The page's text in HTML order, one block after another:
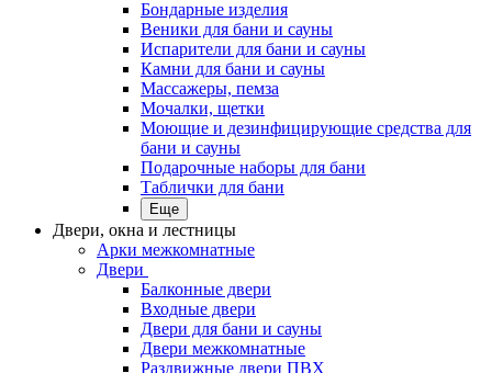
Бондарные изделия
Веники для бани и сауны
Испарители для бани и сауны
Камни для бани и сауны
Массажеры, пемза
Мочалки, щетки
Моющие и дезинфицирующие средства для
бани и сауны
Подарочные наборы для бани
Таблички для бани
Еще
Двери, окна и лестницы
Арки межкомнатные
Двери
Балконные двери
Входные двери
Двери для бани и сауны
Двери межкомнатные
Раздвижные двери ПВХ